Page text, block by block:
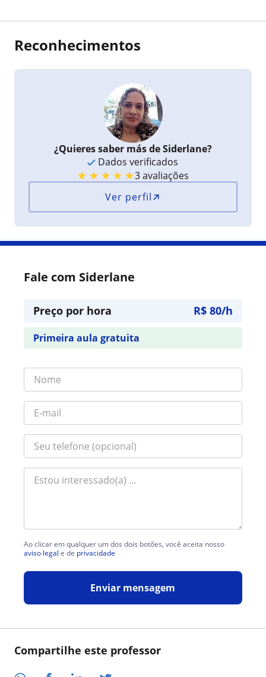
Compartilhe este professor
Reconhecimentos
¿Quieres saber más de Siderlane?
Dados verificados
★★★★★3 avaliações
Ver perfil
Fale com Siderlane
Preço por hora R$ 80/h
Primeira aula gratuita
Ao clicar em qualquer um dos dois botões, você aceita nosso
aviso legal e de privacidade
Enviar mensagem